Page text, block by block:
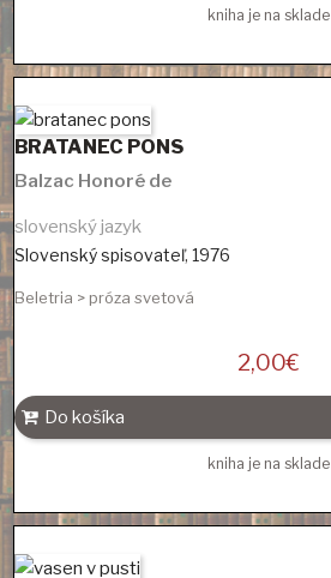
kniha je na sklade
BRATANEC PONS
Balzac Honoré de
slovenský jazyk
Slovenský spisovateľ, 1976
Beletria > próza svetová
2,00€
Do košíka
kniha je na sklade